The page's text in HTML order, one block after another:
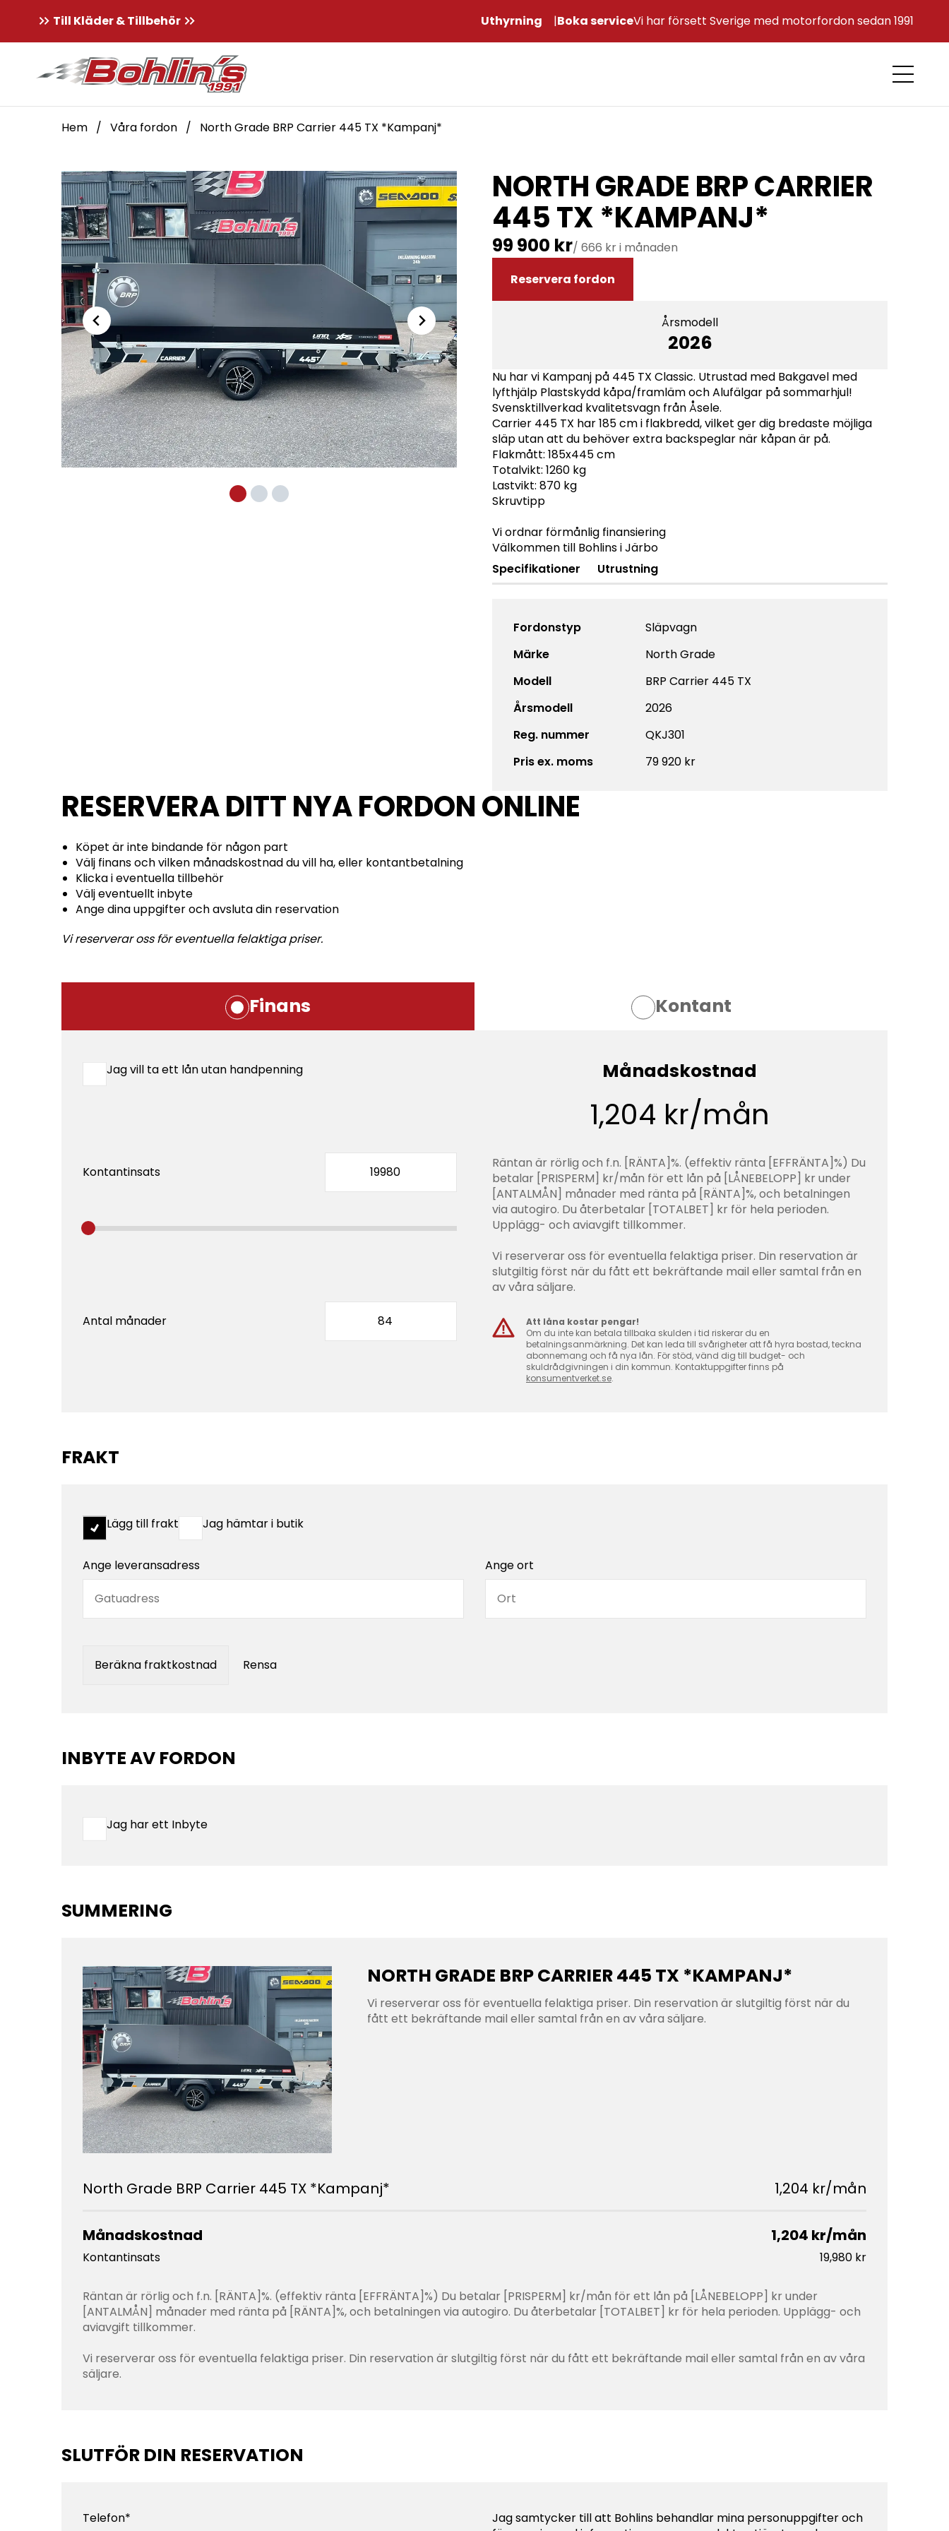
Till Kläder & Tillbehör Uthyrning Boka serviceVi har försett Sverige med motorfordon sedan 1991
Hem / Våra fordon / North Grade BRP Carrier 445 TX *Kampanj*
NORTH GRADE BRP CARRIER
445 TX *KAMPANJ*
99 900 kr/ 666 kr i månaden
Reservera fordon
Årsmodell
2026
Nu har vi Kampanj på 445 TX Classic. Utrustad med Bakgavel med
lyfthjälp Plastskydd kåpa/framläm och Alufälgar på sommarhjul!
Svensktillverkad kvalitetsvagn från Åsele.
Carrier 445 TX har 185 cm i flakbredd, vilket ger dig bredaste möjliga
släp utan att du behöver extra backspeglar när kåpan är på.
Flakmått: 185x445 cm
Totalvikt: 1260 kg
Lastvikt: 870 kg
Skruvtipp
Vi ordnar förmånlig finansiering
Välkommen till Bohlins i Järbo
Specifikationer
Utrustning
Fordonstyp
Släpvagn
Märke
North Grade
Modell
BRP Carrier 445 TX
Årsmodell
2026
Reg. nummer
QKJ301
Pris ex. moms
79 920 kr
RESERVERA DITT NYA FORDON ONLINE
Köpet är inte bindande för någon part
Välj finans och vilken månadskostnad du vill ha, eller kontantbetalning
Klicka i eventuella tillbehör
Välj eventuellt inbyte
Ange dina uppgifter och avsluta din reservation
Vi reserverar oss för eventuella felaktiga priser.
Finans Kontant
Jag vill ta ett lån utan handpenning
Kontantinsats
Antal månader
Månadskostnad
1,204 kr/mån
Räntan är rörlig och f.n. [RÄNTA]%. (effektiv ränta [EFFRÄNTA]%) Du
betalar [PRISPERM] kr/mån för ett lån på [LÅNEBELOPP] kr under
[ANTALMÅN] månader med ränta på [RÄNTA]%, och betalningen
via autogiro. Du återbetalar [TOTALBET] kr för hela perioden.
Upplägg- och aviavgift tillkommer.
Vi reserverar oss för eventuella felaktiga priser. Din reservation är
slutgiltig först när du fått ett bekräftande mail eller samtal från en
av våra säljare.
Att låna kostar pengar!
Om du inte kan betala tillbaka skulden i tid riskerar du en
betalningsanmärkning. Det kan leda till svårigheter att få hyra bostad, teckna
abonnemang och få nya lån. För stöd, vänd dig till budget- och
skuldrådgivningen i din kommun. Kontaktuppgifter finns på
konsumentverket.se.
FRAKT
Lägg till frakt Jag hämtar i butik
Ange leveransadress Ange ort
Beräkna fraktkostnad Rensa
INBYTE AV FORDON
Jag har ett Inbyte
SUMMERING
NORTH GRADE BRP CARRIER 445 TX *KAMPANJ*
Vi reserverar oss för eventuella felaktiga priser. Din reservation är slutgiltig först när du
fått ett bekräftande mail eller samtal från en av våra säljare.
North Grade BRP Carrier 445 TX *Kampanj* 1,204 kr/mån
Månadskostnad 1,204 kr/mån
Kontantinsats 19,980 kr
Räntan är rörlig och f.n. [RÄNTA]%. (effektiv ränta [EFFRÄNTA]%) Du betalar [PRISPERM] kr/mån för ett lån på [LÅNEBELOPP] kr under
[ANTALMÅN] månader med ränta på [RÄNTA]%, och betalningen via autogiro. Du återbetalar [TOTALBET] kr för hela perioden. Upplägg- och
aviavgift tillkommer.
Vi reserverar oss för eventuella felaktiga priser. Din reservation är slutgiltig först när du fått ett bekräftande mail eller samtal från en av våra
säljare.
SLUTFÖR DIN RESERVATION
Telefon*
Jag samtycker till att Bohlins behandlar mina personuppgifter och